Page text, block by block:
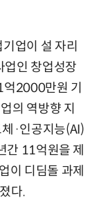
업이 설 자리
업인 창업성장
억2000만원 기
의 역방향 지
·인공지능(AI)
간 11억원을 제
이 디딤돌 과제
다.